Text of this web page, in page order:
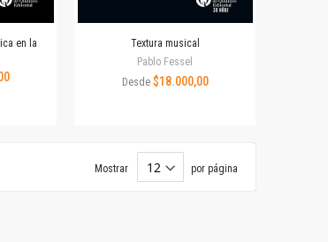
en la
Textura musical
Pablo Fessel
Desde $18.000,00
Mostrar por página